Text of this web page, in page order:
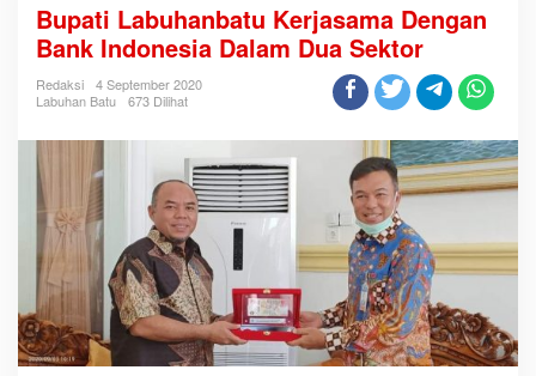
p
a
t
i
L
b
a
n
b
a
t
u
K
e
Bupati Labuhanbatu Kerjasama Dengan
Bank Indonesia Dalam Dua Sektor
Redaksi
4 September 2020
Labuhan Batu
673 Dilihat